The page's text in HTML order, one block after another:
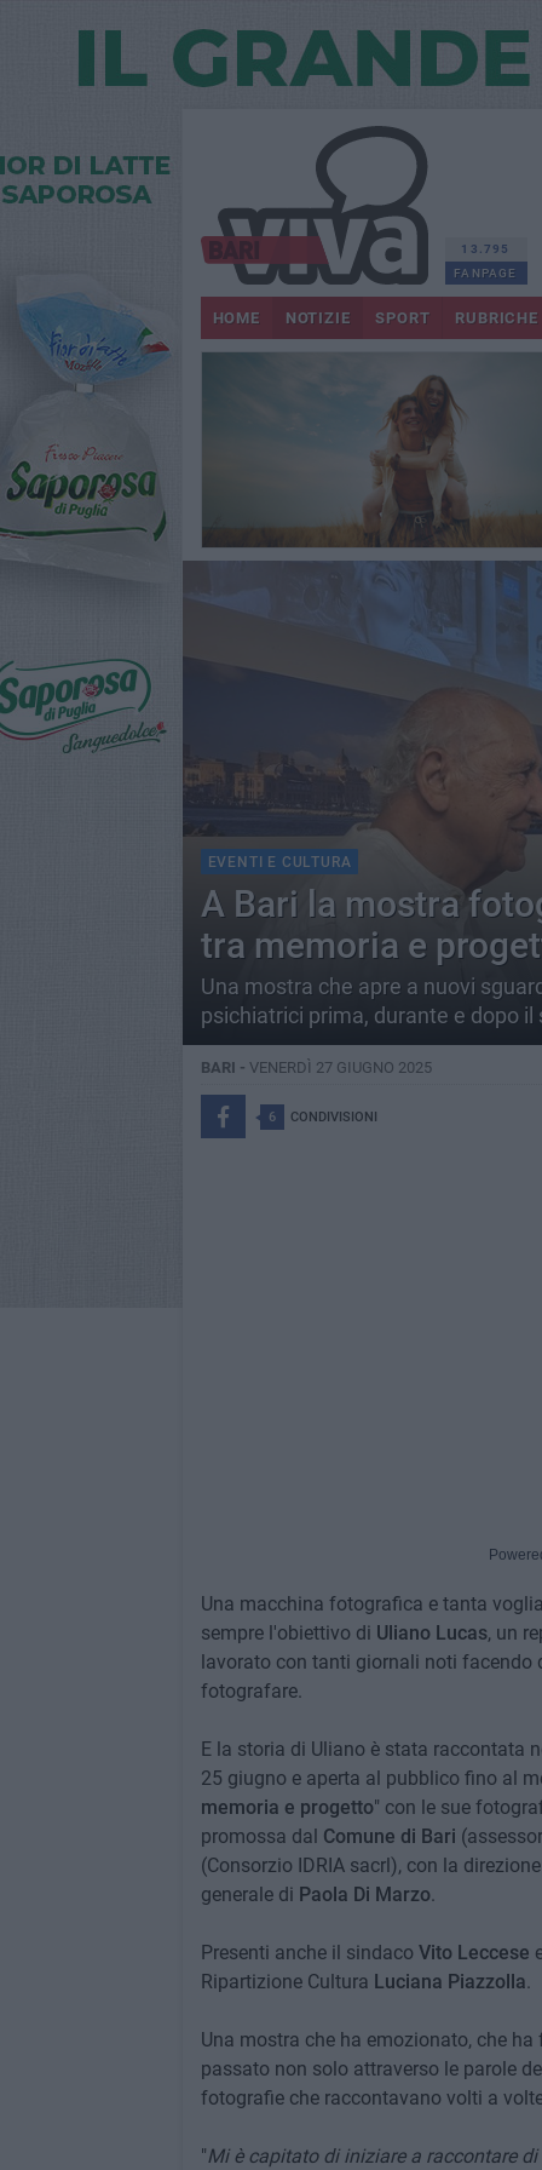
13.795
FANPAGE
HOME NOTIZIE SPORT RUBRICHE
EVENTI E CULTURA
A Bari la mostra
tra memoria e
Una mostra che apre a nuovi
psichiatrici prima, durante e dopo
BARI - VENERDÌ 27 GIUGNO 2025
6 CONDIVISIONI
Una macchina fotografica e tanta
sempre l'obiettivo di Uliano Lucas, un
lavorato con tanti giornali noti facendo
fotografare.
E la storia di Uliano è stata raccontata
25 giugno e aperta al pubblico fino al
memoria e progetto" con le sue
promossa dal Comune di Bari
(Consorzio IDRIA sacrl), con la
generale di Paola Di Marzo.
Presenti anche il sindaco Vito Leccese
Ripartizione Cultura Luciana Piazzolla.
Una mostra che ha emozionato, che
passato non solo attraverso le parole
fotografie che raccontavano volti a
"Mi è capitato di iniziare a raccontare